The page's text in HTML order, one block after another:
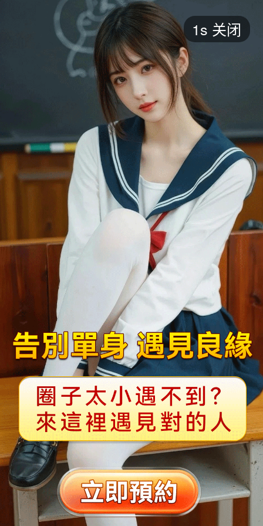
短剧
最热 添加 评分
都市 甜宠 逆袭 玄幻
2025 2024 2023 2022
全部 大陆 香港 台湾 美国 韩国 日本
1s 关闭